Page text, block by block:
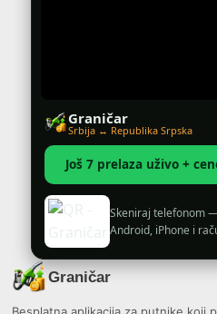
Graničar
Srbija ↔ Republika Srpska
Još 7 prelaza uživo +
Skeniraj telefonom
Android, iPhone i
Graničar